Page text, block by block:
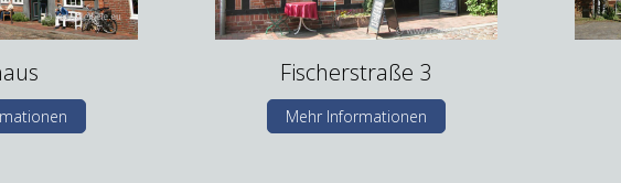
Fischerstraße 3
Mehr Informationen